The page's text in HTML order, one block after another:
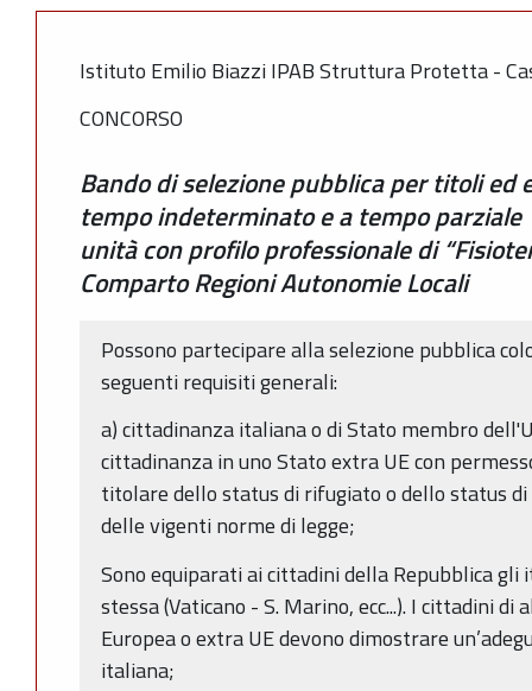
Istituto Emilio Biazzi IPAB Struttura Protetta -
CONCORSO
Bando di selezione pubblica per titoli ed
tempo indeterminato e a tempo
unità con profilo professionale di
Comparto Regioni Autonomie Locali
Possono partecipare alla selezione pubblica
seguenti requisiti generali:
a) cittadinanza italiana o di Stato membro
cittadinanza in uno Stato extra UE con
titolare dello status di rifugiato o dello status
delle vigenti norme di legge;
Sono equiparati ai cittadini della Repubblica
stessa (Vaticano - S. Marino, ecc...). I cittadini
Europea o extra UE devono dimostrare
italiana;